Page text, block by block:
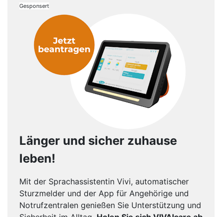
Gesponsert
Länger und sicher zuhause
leben!
Mit der Sprachassistentin Vivi, automatischer
Sturzmelder und der App für Angehörige und
Notrufzentralen genießen Sie Unterstützung und